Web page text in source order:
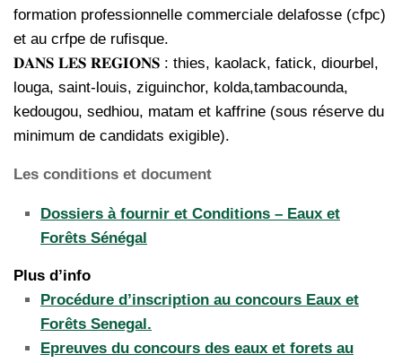
formation professionnelle commerciale delafosse (cfpc)
et au crfpe de rufisque.
𝐃𝐀𝐍𝐒 𝐋𝐄𝐒 𝐑𝐄𝐆𝐈𝐎𝐍𝐒 : thies, kaolack, fatick, diourbel,
louga, saint-louis, ziguinchor, kolda,tambacounda,
kedougou, sedhiou, matam et kaffrine (sous réserve du
minimum de candidats exigible).
Les conditions et document
Dossiers à fournir et Conditions – Eaux et
Forêts Sénégal
Plus d’info
Procédure d’inscription au concours Eaux et
Forêts Senegal.
Epreuves du concours des eaux et forets au